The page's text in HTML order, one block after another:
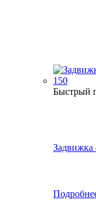
Быстрый
Задвижка